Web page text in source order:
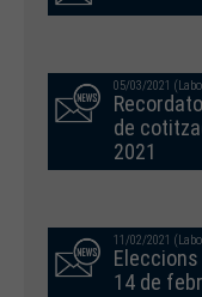
05/03/2021
de
2021
11/02/2021
14 de